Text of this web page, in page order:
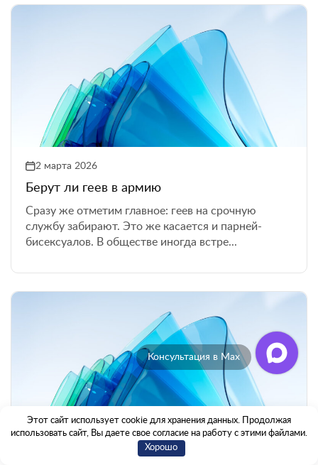
2 марта 2026
Берут ли геев в армию
Сразу же отметим главное: геев на срочную
службу забирают. Это же касается и парней-
бисексуалов. В обществе иногда встре...
Отзывы клиентов
Этот сайт использует cookie для хранения данных. Продолжая
использовать сайт, Вы даете свое согласие на работу с этими файлами.
Хорошо